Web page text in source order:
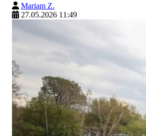
Mariam Z.
27.05.2026 11:49